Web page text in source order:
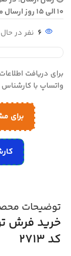
10 الی 15 روز ارسال می گردد
6 نفر در
برای دریافت
واتساپ با
برای
توضیحات
کد 2713